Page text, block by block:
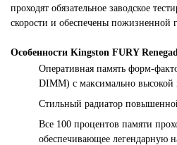
проходят обязательное заводское
скорости и обеспечены пожизненной
Особенности Kingston FURY
Оперативная память форм-
DIMM) с максимально высокой
Стильный радиатор
Все 100 процентов памяти
обеспечивающее легендарную